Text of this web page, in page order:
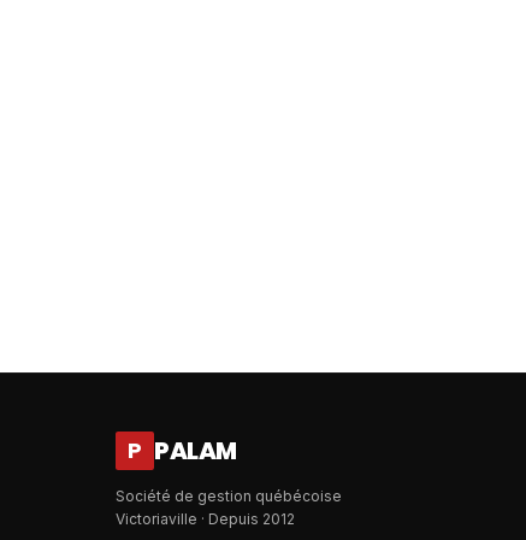
P PALAM
Société de gestion québécoise
Victoriaville · Depuis 2012